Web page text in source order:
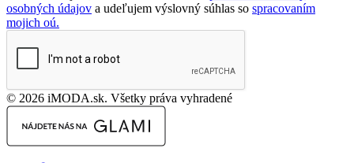
osobných údajov a udeľujem výslovný súhlas so spracovaním
mojich oú.
© 2026 iMODA.sk. Všetky práva vyhradené